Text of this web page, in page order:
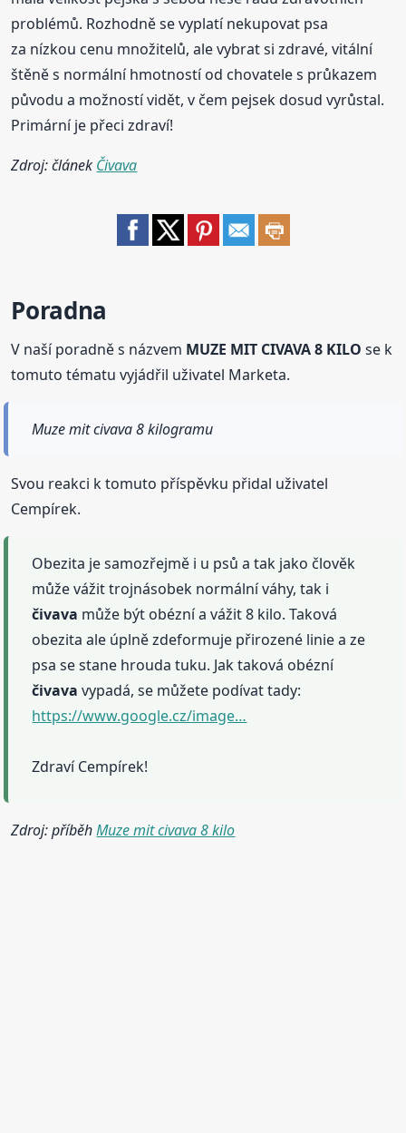
problémů. Rozhodně se vyplatí nekupovat psa
za nízkou cenu množitelů, ale vybrat si zdravé, vitální
štěně s normální hmotností od chovatele s průkazem
původu a možností vidět, v čem pejsek dosud vyrůstal.
Primární je přeci zdraví!
Zdroj: článek Čivava
Poradna
V naší poradně s názvem MUZE MIT CIVAVA 8 KILO se k
tomuto tématu vyjádřil uživatel Marketa.
Muze mit civava 8 kilogramu
Svou reakci k tomuto příspěvku přidal uživatel
Cempírek.
Obezita je samozřejmě i u psů a tak jako člověk
může vážit trojnásobek normální váhy, tak i
čivava může být obézní a vážit 8 kilo. Taková
obezita ale úplně zdeformuje přirozené linie a ze
psa se stane hrouda tuku. Jak taková obézní
čivava vypadá, se můžete podívat tady:
https://www.google.cz/image…
Zdraví Cempírek!
Zdroj: příběhMuze mit civava 8 kilo